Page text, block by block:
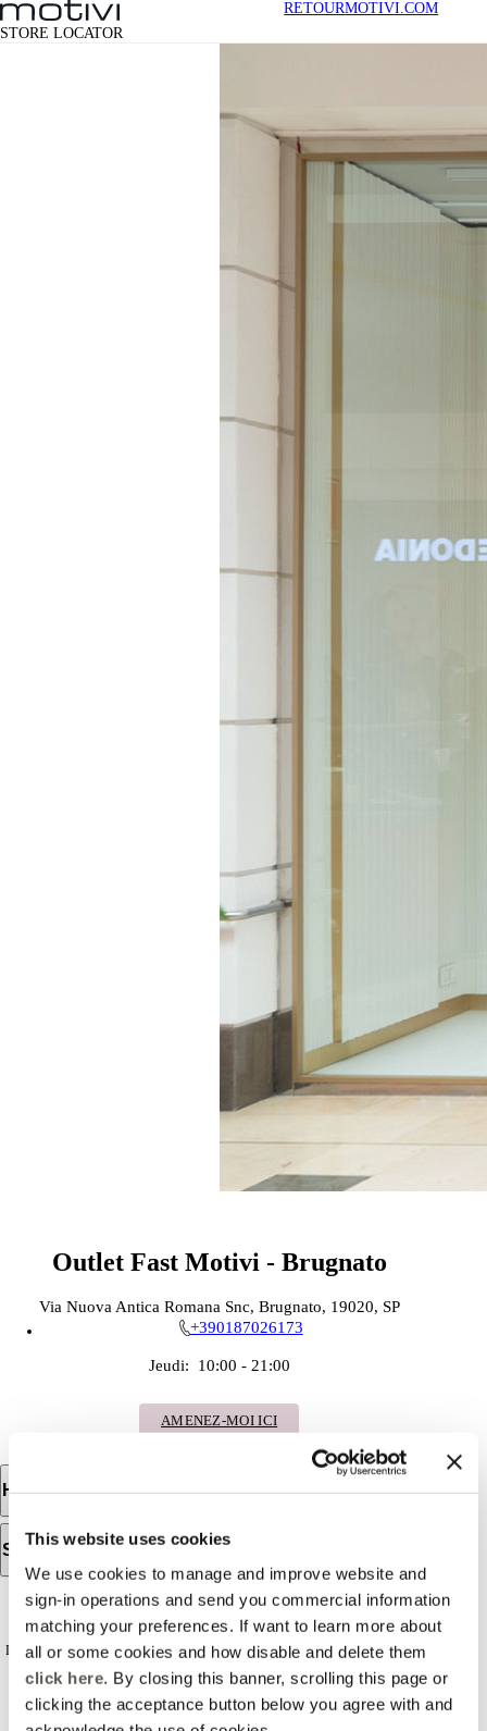
This website uses cookies
We use cookies to manage and improve website and
sign-in operations and send you commercial information
matching your preferences. If want to learn more about
all or some cookies and how disable and delete them
click here. By closing this banner, scrolling this page or
clicking the acceptance button below you agree with and
STORE LOCATOR
RETOURMOTIVI.COM
Outlet Fast Motivi - Brugnato
Via Nuova Antica Romana Snc, Brugnato, 19020, SP
+390187026173
Jeudi: 10:00 - 21:00
AMENEZ-MOI ICI
Heures d’ouverture
Services disponibles
AVIS
Les avis sont importés de notre Fiche détablissement Google et ne sont pas vérifiés.
Retrouvez tous les avis